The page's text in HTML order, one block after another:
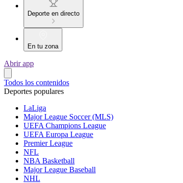
Deporte en directo
En tu zona
Abrir app
Todos los contenidos
Deportes populares
LaLiga
Major League Soccer (MLS)
UEFA Champions League
UEFA Europa League
Premier League
NFL
NBA Basketball
Major League Baseball
NHL